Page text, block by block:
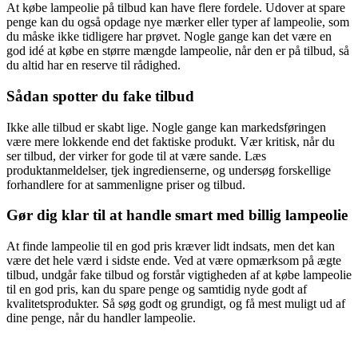
At købe lampeolie på tilbud kan have flere fordele. Udover at spare
penge kan du også opdage nye mærker eller typer af lampeolie, som
du måske ikke tidligere har prøvet. Nogle gange kan det være en
god idé at købe en større mængde lampeolie, når den er på tilbud, så
du altid har en reserve til rådighed.
Sådan spotter du fake tilbud
Ikke alle tilbud er skabt lige. Nogle gange kan markedsføringen
være mere lokkende end det faktiske produkt. Vær kritisk, når du
ser tilbud, der virker for gode til at være sande. Læs
produktanmeldelser, tjek ingredienserne, og undersøg forskellige
forhandlere for at sammenligne priser og tilbud.
Gør dig klar til at handle smart med billig lampeolie
At finde lampeolie til en god pris kræver lidt indsats, men det kan
være det hele værd i sidste ende. Ved at være opmærksom på ægte
tilbud, undgår fake tilbud og forstår vigtigheden af at købe lampeolie
til en god pris, kan du spare penge og samtidig nyde godt af
kvalitetsprodukter. Så søg godt og grundigt, og få mest muligt ud af
dine penge, når du handler lampeolie.